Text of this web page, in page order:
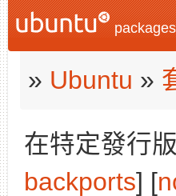
packages
» Ubuntu »
在特定發行
backports] [